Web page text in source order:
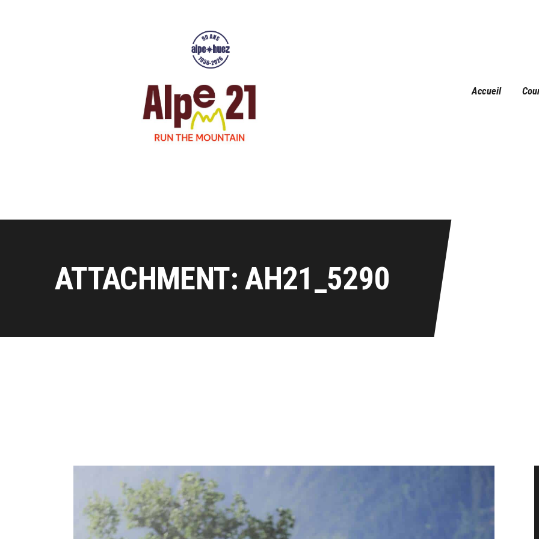
Accueil
ATTACHMENT: AH21_5290